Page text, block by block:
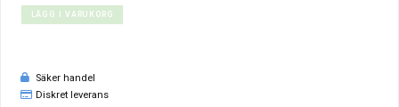
LÄGG I VARUKORG
Säker handel
Diskret leverans